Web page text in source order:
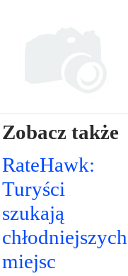
Zobacz także
RateHawk:
Turyści
szukają
chłodniejszych
miejsc